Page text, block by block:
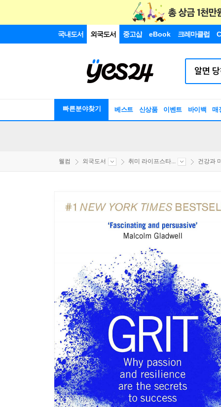
국내도서 외국도서 중고샵 eBook 크레마클럽
빠른분야찾기 베스트 신상품 이벤트 바이백 매
웰컴 외국도서 취미 라이프스타... 건강과